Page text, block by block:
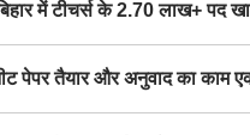
में टीचर्स के 2.70 लाख+ पद
तैयार और अनुवाद का काम